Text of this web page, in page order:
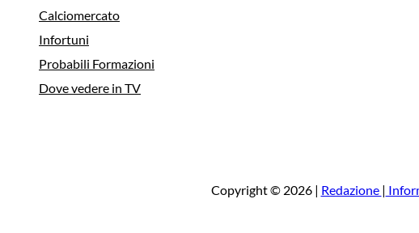
Calciomercato
Infortuni
Probabili Formazioni
Dove vedere in TV
Copyright © 2026 | Redazione |